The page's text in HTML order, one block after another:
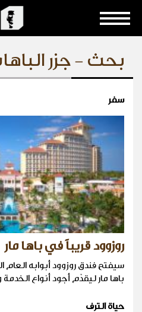
بحث - جزر
سفر
روزوود قريباً في باها مار
سيفتح فندق روزوود أبوابه العام
باها مار ليقدّم أجود أنواع
حياة الترف